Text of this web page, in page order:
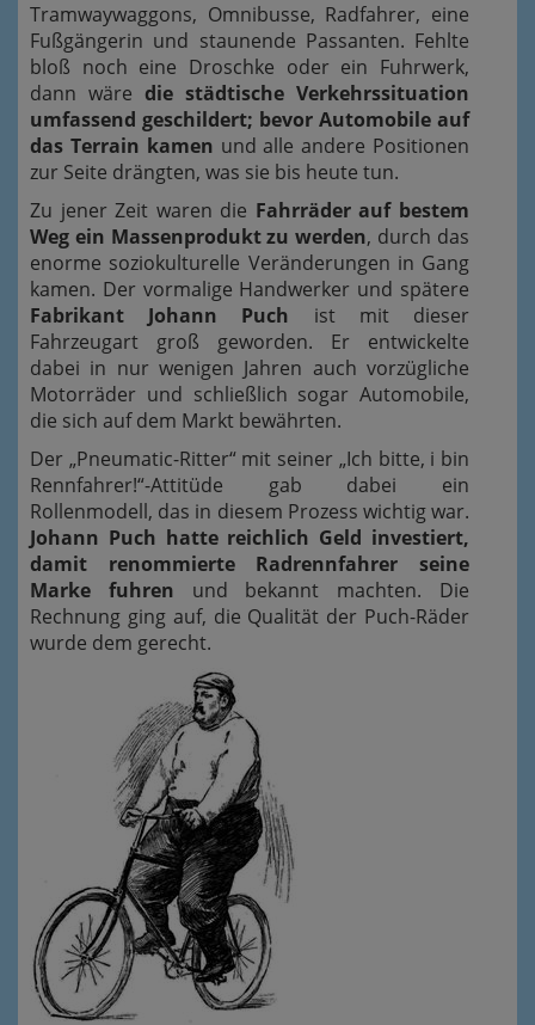
Tramwaywaggons, Omnibusse, Radfahrer, eine
Fußgängerin und staunende Passanten. Fehlte
bloß noch eine Droschke oder ein Fuhrwerk,
dann wäre die städtische Verkehrssituation
umfassend geschildert; bevor Automobile auf
das Terrain kamen und alle andere Positionen
zur Seite drängten, was sie bis heute tun.
Zu jener Zeit waren die Fahrräder auf bestem
Weg ein Massenprodukt zu werden, durch das
enorme soziokulturelle Veränderungen in Gang
kamen. Der vormalige Handwerker und spätere
Fabrikant Johann Puch ist mit dieser
Fahrzeugart groß geworden. Er entwickelte
dabei in nur wenigen Jahren auch vorzügliche
Motorräder und schließlich sogar Automobile,
die sich auf dem Markt bewährten.
Der „Pneumatic-Ritter“ mit seiner „Ich bitte, i bin
Rennfahrer!“-Attitüde gab dabei ein
Rollenmodell, das in diesem Prozess wichtig war.
Johann Puch hatte reichlich Geld investiert,
damit renommierte Radrennfahrer seine
Marke fuhren und bekannt machten. Die
Rechnung ging auf, die Qualität der Puch-Räder
wurde dem gerecht.